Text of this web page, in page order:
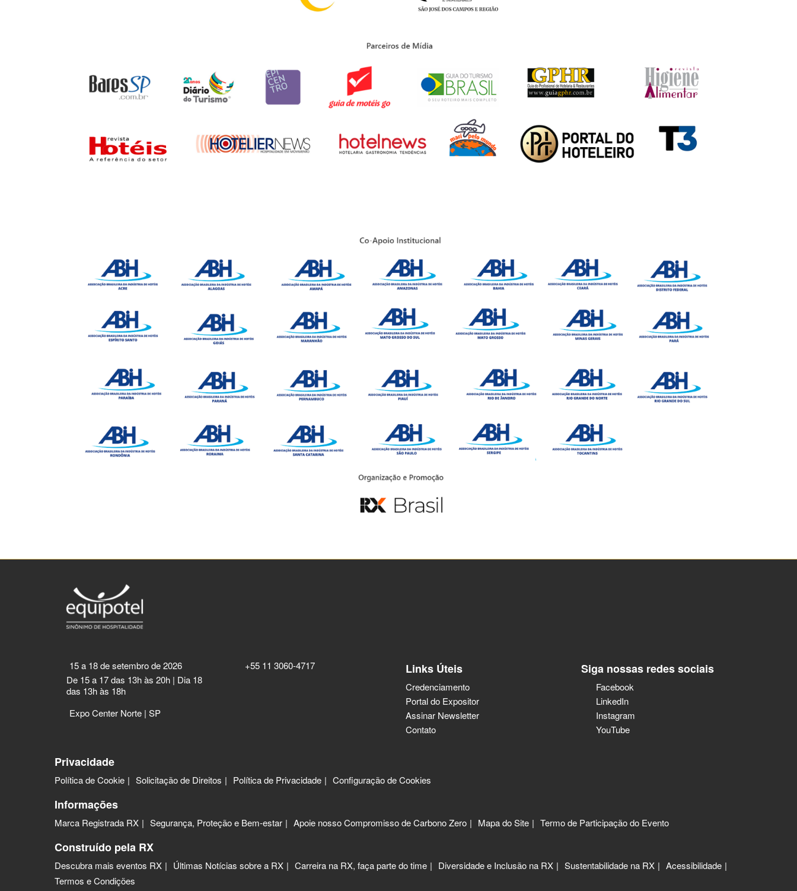
15 a 18 de setembro de 2026
De 15 a 17 das 13h às 20h | Dia 18
das 13h às 18h
Expo Center Norte | SP
+55 11 3060-4717 Links Úteis
Credenciamento
Portal do Expositor
Assinar Newsletter
Contato
Siga nossas redes sociais
Facebook
LinkedIn
Instagram
YouTube
Privacidade
Política de Cookie Solicitação de Direitos Política de Privacidade Configuração de Cookies
Informações
Marca Registrada RX Segurança, Proteção e Bem-estar Apoie nosso Compromisso de Carbono Zero Mapa do Site Termo de Participação do Evento
Construído pela RX
Descubra mais eventos RX Últimas Notícias sobre a RX Carreira na RX, faça parte do time Diversidade e Inclusão na RX Sustentabilidade na RX
Acessibilidade
Termos e Condições